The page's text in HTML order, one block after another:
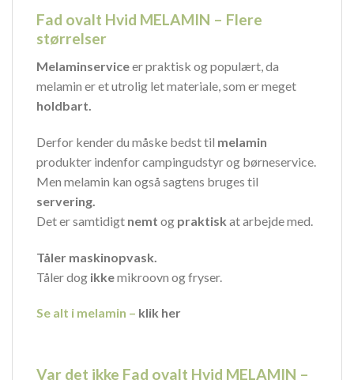
Fad ovalt Hvid MELAMIN – Flere
størrelser
Melaminserviceer praktisk og populært, da
melamin er et utrolig let materiale, som er meget
holdbart.
Derfor kender du måske bedst til melamin
produkter indenfor campingudstyr og børneservice.
Men melamin kan også sagtens bruges til
servering.
Det er samtidigt nemt og praktisk at arbejde med.
Tåler maskinopvask.
Tåler dog ikkemikroovn og fryser.
Se alt i melamin – klik her
Var det ikke Fad ovalt Hvid MELAMIN –